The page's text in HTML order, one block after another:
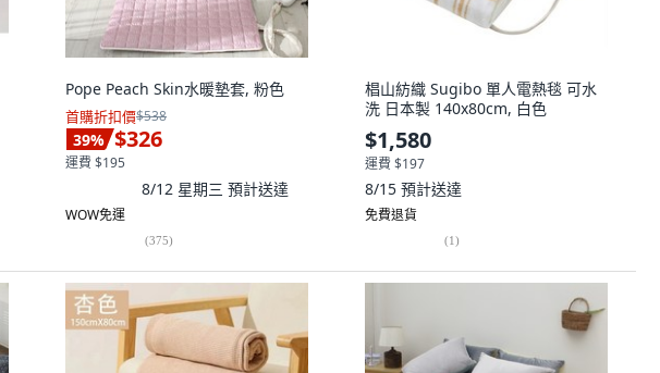
Pope Peach Skin水暖墊套, 粉色
首購折扣價$538
39% $326
運費 $195
8/12 星期三 預計送達
WOW免運
(375)
椙山紡織 Sugibo 單人電熱毯 可水
洗 日本製 140x80cm, 白色
$1,580
運費 $197
8/15 預計送達
免費退貨
(1)